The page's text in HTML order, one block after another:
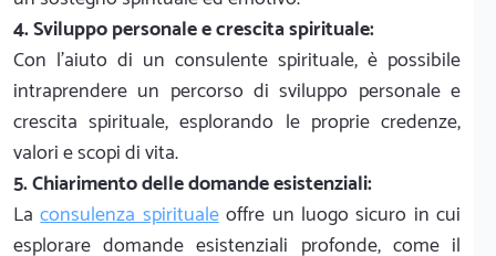
4. Sviluppo personale e crescita spirituale:
Con l'aiuto di un consulente spirituale, è possibile
intraprendere un percorso di sviluppo personale e
crescita spirituale, esplorando le proprie credenze,
valori e scopi di vita.
5. Chiarimento delle domande esistenziali:
Laconsulenza spiritualeoffre un luogo sicuro in cui
esplorare domande esistenziali profonde, come il